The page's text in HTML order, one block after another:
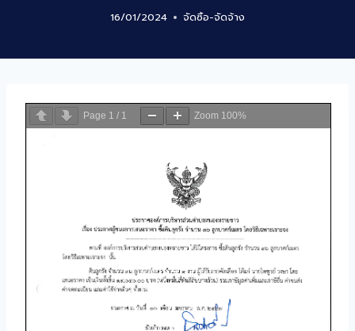
16/01/2024 จัดซิ้อ-จัดจ้าง
Page 1 / 1 Zoom 100%